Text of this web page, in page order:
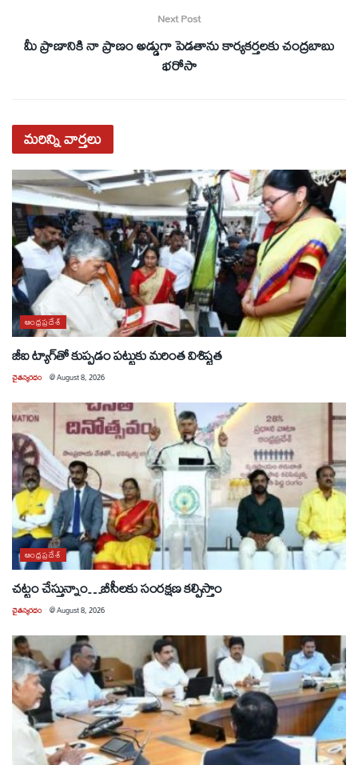
Next Post
మీ ప్రాణానికి నా ప్రాణం అడ్డుగా పెడతాను కార్యకర్తలకు చంద్రబాబు
భరోసా
మరిన్నివార్తలు
ఆంధ్రప్రదేశ్
జీఐ ట్యాగ్‌తో కుప్పడం పట్టుకు మరింత విశిష్టత
చైతన్యరధం @August 8, 2026
ఆంధ్రప్రదేశ్
చట్టం చేస్తున్నాం…బీసీలకు సంరక్షణ కల్పిస్తాం
చైతన్యరధం @August 8, 2026